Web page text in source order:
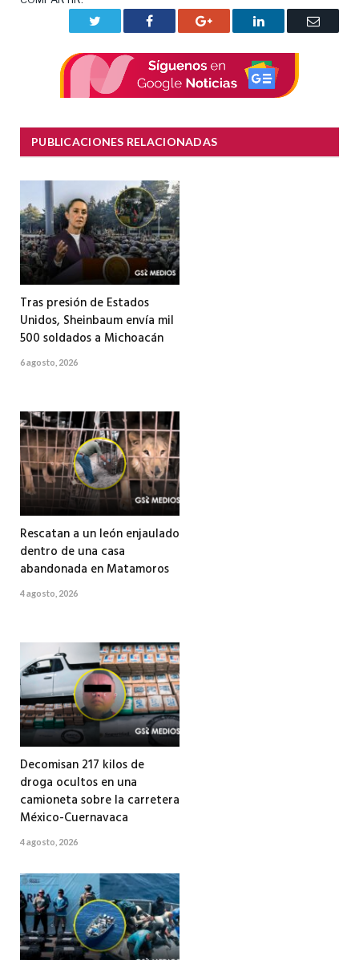
Facebook Google+ LinkedIn
Correo
PUBLICACIONES RELACIONADAS
Tras presión de Estados
Unidos, Sheinbaum envía mil
500 soldados a Michoacán
6 agosto, 2026
Rescatan a un león enjaulado
dentro de una casa
abandonada en Matamoros
4 agosto, 2026
Decomisan 217 kilos de
droga ocultos en una
camioneta sobre la carretera
México-Cuernavaca
4 agosto, 2026